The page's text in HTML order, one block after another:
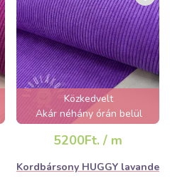
Közkedvelt
Akár néhány órán belül
elfogyhat!
5200Ft. / m
Kordbársony HUGGY lavande